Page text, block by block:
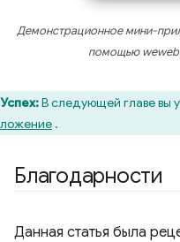
Демонстрационное мини-
помощью weweb
Успех:В следующей главе вы
.
Благодарности
Данная статья была